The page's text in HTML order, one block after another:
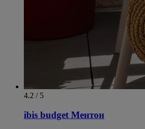
4.2 / 5
ibis budget Ментон